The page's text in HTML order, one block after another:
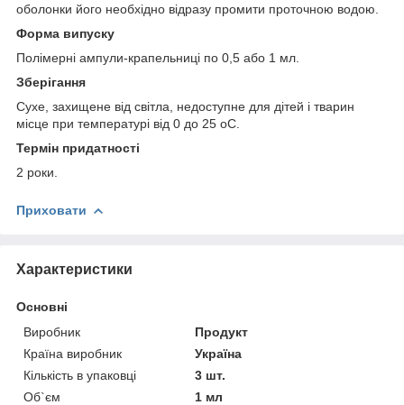
оболонки його необхідно відразу промити проточною водою.
Форма випуску
Полімерні ампули-крапельниці по 0,5 або 1 мл.
Зберігання
Сухе, захищене від світла, недоступне для дітей і тварин
місце при температурі від 0 до 25 оС.
Термін придатності
2 роки.
Приховати
Характеристики
Основні
Виробник
Продукт
Країна виробник
Україна
Кількість в упаковці
3 шт.
Об`єм
1 мл